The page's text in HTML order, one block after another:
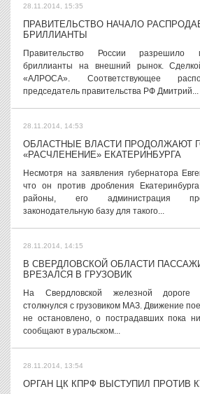
28.11.2014, 15:35
ПРАВИТЕЛЬСТВО НАЧАЛО
БРИЛЛИАНТЫ
Правительство России разрешило
бриллианты на внешний рынок.
«АЛРОСА». Соответствующее
председатель правительства РФ Дмитрий...
28.11.2014, 14:53
ОБЛАСТНЫЕ ВЛАСТИ ПРОДОЛЖАЮТ
«РАСЧЛЕНЕНИЕ» ЕКАТЕРИНБУРГА
Несмотря на заявления губернатора
что он против дробления
районы, его администрация
законодательную базу для такого...
28.11.2014, 14:15
В СВЕРДЛОВСКОЙ ОБЛАСТИ
ВРЕЗАЛСЯ В ГРУЗОВИК
На Свердловской железной дороге
столкнулся с грузовиком МАЗ. Движение
не остановлено, о пострадавших пока
сообщают в уральском...
28.11.2014, 13:54
ОРГАН ЦК КПРФ ВЫСТУПИЛ ПРОТИВ